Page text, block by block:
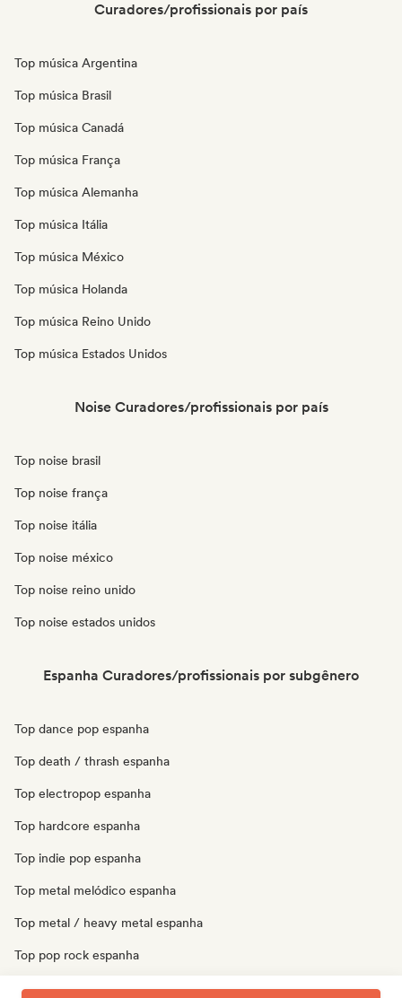
Curadores/profissionais por país
Top música Argentina
Top música Brasil
Top música Canadá
Top música França
Top música Alemanha
Top música Itália
Top música México
Top música Holanda
Top música Reino Unido
Top música Estados Unidos
Noise Curadores/profissionais por país
Top noise brasil
Top noise frança
Top noise itália
Top noise méxico
Top noise reino unido
Top noise estados unidos
Espanha Curadores/profissionais por subgênero
Top dance pop espanha
Top death / thrash espanha
Top electropop espanha
Top hardcore espanha
Top indie pop espanha
Top metal melódico espanha
Top metal / heavy metal espanha
Top pop rock espanha
Top pop soul espanha